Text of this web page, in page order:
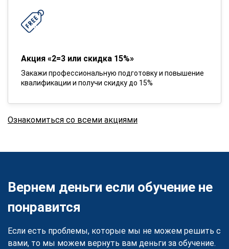
Акция «2=3 или скидка 15%»
Закажи профессиональную подготовку и повышение
квалификации и получи скидку до 15%
Ознакомиться со всеми акциями
Вернем деньги если обучение не
понравится
Если есть проблемы, которые мы не можем решить с
вами, то мы можем вернуть вам деньги за обучение.